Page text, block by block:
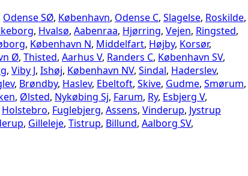
Odense SØ, København, Odense C, Slagelse, Roskilde,
, Hvalsø, Aabenraa, Hjørring, Vejen, Ringsted,
, København N, Middelfart, Højby, Korsør,
Ø, Thisted, Aarhus V, Randers C, København SV,
, Viby J, Ishøj, København NV, Sindal, Haderslev,
, Brøndby, Haslev, Ebeltoft, Skive, Gudme, Smørum,
, Ølsted, Nykøbing Sj, Farum, Ry, Esbjerg V,
Holstebro, Fuglebjerg, Assens, Vinderup, Jystrup
, Gilleleje, Tistrup, Billund, Aalborg SV,